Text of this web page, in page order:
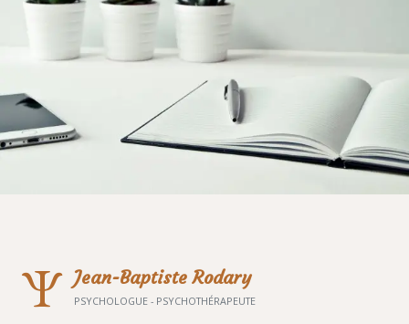
Ψ Jean-Baptiste Rodary
PSYCHOLOGUE - PSYCHOTHÉRAPEUTE